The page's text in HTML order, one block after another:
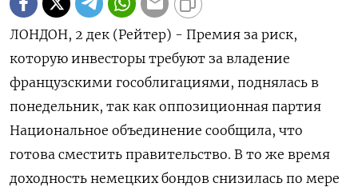
ЛОНДОН, 2 дек (Рейтер) - Премия за риск,
которую инвесторы требуют за владение
французскими гособлигациями, поднялась в
понедельник, так как оппозиционная партия
Национальное объединение сообщила, что
готова сместить правительство. В то же время
доходность немецких бондов снизилась по мере